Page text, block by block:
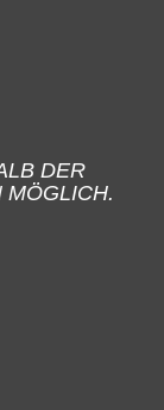
DER
MÖGLICH.